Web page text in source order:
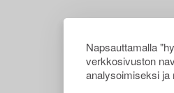
Napsauttamalla
verkkosivuston
analysoimiseksi